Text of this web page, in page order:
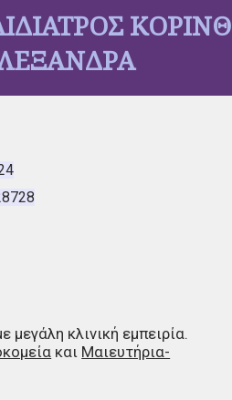
μεγάλη κλινική εμπειρία.
και Μαιευτήρια-